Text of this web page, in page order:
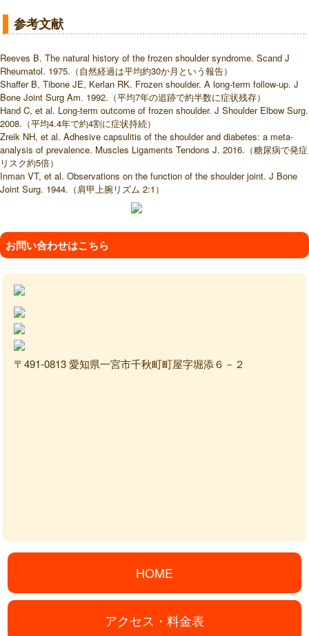
参考文献
Reeves B. The natural history of the frozen shoulder syndrome. Scand J
Rheumatol. 1975.（自然経過は平均約30か月という報告）
Shaffer B, Tibone JE, Kerlan RK. Frozen shoulder. A long-term follow-up. J
Bone Joint Surg Am. 1992.（平均7年の追跡で約半数に症状残存）
Hand C, et al. Long-term outcome of frozen shoulder. J Shoulder Elbow Surg.
2008.（平均4.4年で約4割に症状持続）
Zreik NH, et al. Adhesive capsulitis of the shoulder and diabetes: a meta-
analysis of prevalence. Muscles Ligaments Tendons J. 2016.（糖尿病で発症
リスク約5倍）
Inman VT, et al. Observations on the function of the shoulder joint. J Bone
Joint Surg. 1944.（肩甲上腕リズム 2:1）
お問い合わせはこちら
〒491-0813 愛知県一宮市千秋町町屋字堀添６－２
HOME
アクセス・料金表